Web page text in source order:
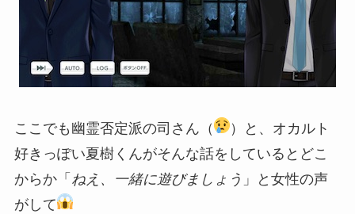
ここでも幽霊否定派の司さん（
）と、オカルト
好きっぽい夏樹くんがそんな話をしているとどこ
からか「 ねえ、一緒に遊びましょう 」と女性の声
がして